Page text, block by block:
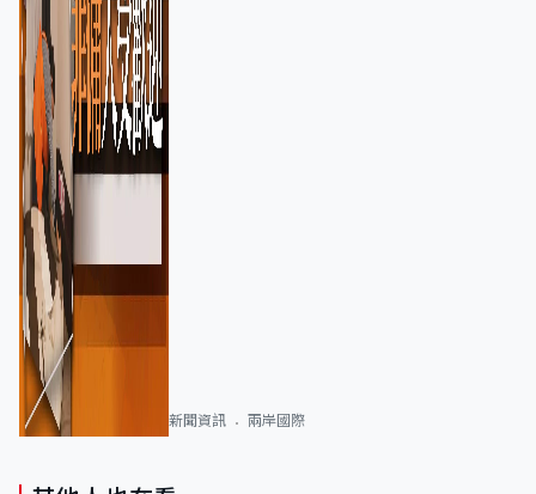
新聞資訊 兩岸國際